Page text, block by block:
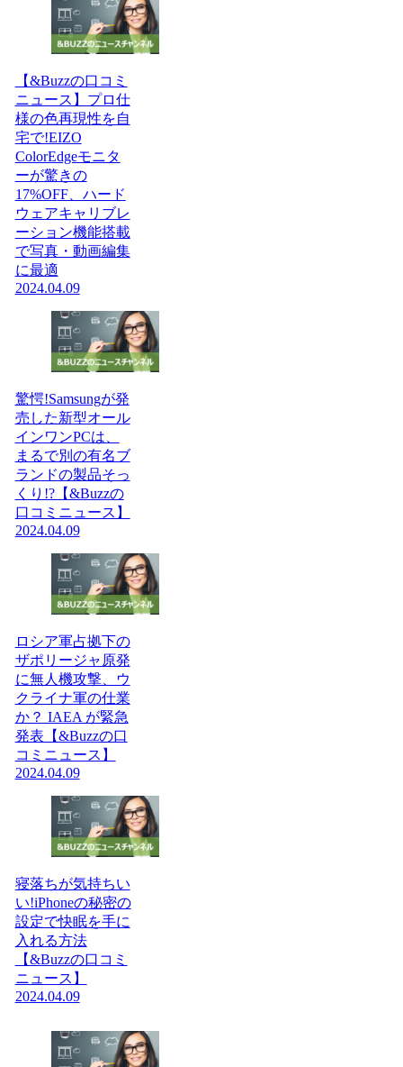
【&Buzzの口コミ
ニュース】プロ仕
様の色再現性を自
宅で!EIZO
ColorEdgeモニタ
ーが驚きの
17%OFF、ハード
ウェアキャリブレ
ーション機能搭載
で写真・動画編集
に最適
2024.04.09
驚愕!Samsungが発
売した新型オール
インワンPCは、
まるで別の有名ブ
ランドの製品そっ
くり!?【&Buzzの
口コミニュース】
2024.04.09
ロシア軍占拠下の
ザポリージャ原発
に無人機攻撃、ウ
クライナ軍の仕業
か？ IAEA が緊急
発表【&Buzzの口
コミニュース】
2024.04.09
寝落ちが気持ちい
い!iPhoneの秘密の
設定で快眠を手に
入れる方法
【&Buzzの口コミ
ニュース】
2024.04.09